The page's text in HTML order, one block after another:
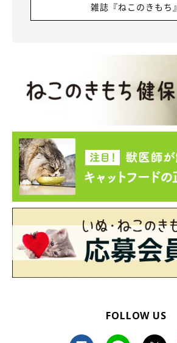
雑誌『ねこのきもち』
FOLLOW US